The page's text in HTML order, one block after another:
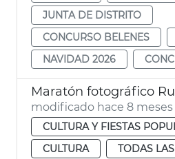
JUNTA DE DISTRITO
CONCURSO BELENES
NAVIDAD 2026
Maratón fotográfico
modificado hace 8 meses
CULTURA Y FIESTAS
CULTURA
TODAS